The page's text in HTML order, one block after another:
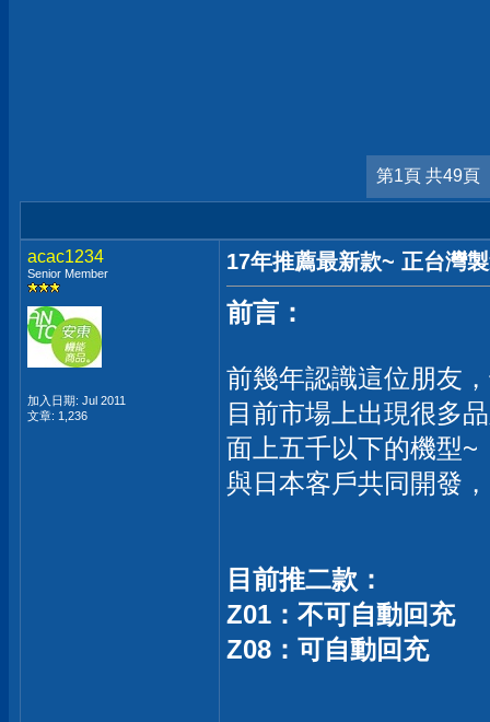
第1頁 共49頁
acac1234
Senior Member
加入日期: Jul 2011
文章: 1,236
17年推薦最新款~ 正台灣
前言：
前幾年認識這位朋友
目前市場上出現很多
面上五千以下的機型~
與日本客戶共同開發
目前推二款：
Z01：不可自動回充
Z08：可自動回充